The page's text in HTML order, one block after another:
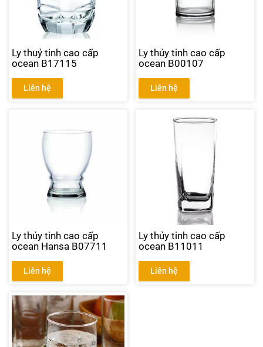
Ly thuỷ tinh cao cấp
ocean B17115
Liên hệ
Ly thủy tinh cao cấp
ocean B00107
Liên hệ
Ly thủy tinh cao cấp
ocean Hansa B07711
Liên hệ
Ly thủy tinh cao cấp
ocean B11011
Liên hệ